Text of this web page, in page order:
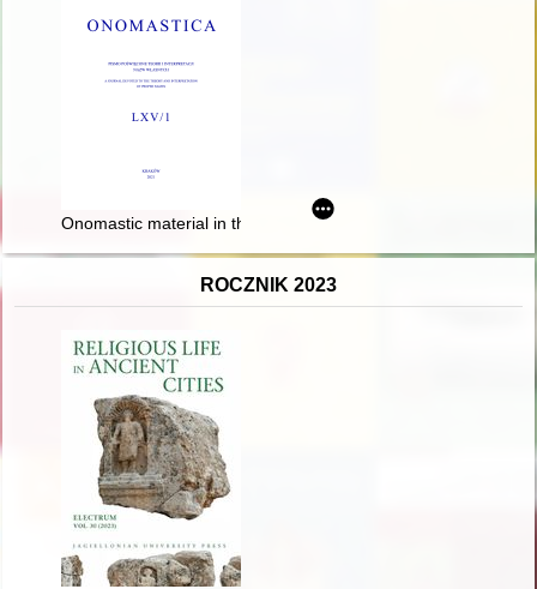
Onomastic material in the description of the Caucasus by
ROCZNIK 2023